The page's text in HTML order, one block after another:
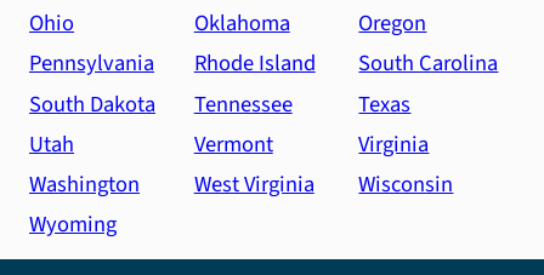
Ohio
Oklahoma
Oregon
Pennsylvania
Rhode Island
South Carolina
South Dakota
Tennessee
Texas
Utah
Vermont
Virginia
Washington
West Virginia
Wisconsin
Wyoming